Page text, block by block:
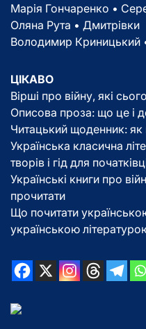
Марія Гончаренко •
Оляна Рута • Дмитрівки
Володимир Криницький
ЦІКАВО
Вірші про війну, які
Описова проза: що це і
Читацький щоденник: як
Українська класична
творів і гід для
Українські книги про
прочитати
Що почитати
українською